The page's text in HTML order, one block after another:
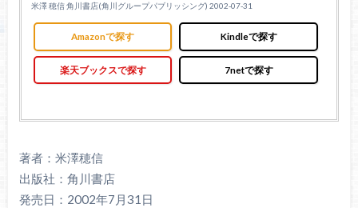
米澤 穂信 角川書店(角川グループパブリッシング) 2002-07-31
Amazonで探す Kindleで探す
楽天ブックスで探す 7netで探す
著者：米澤穂信
出版社：角川書店
発売日：2002年7月31日